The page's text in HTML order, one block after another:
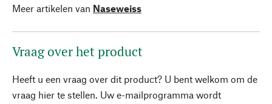
Meer artikelen van Naseweiss
Vraag over het product
Heeft u een vraag over dit product? U bent welkom om de
vraag hier te stellen. Uw e-mailprogramma wordt